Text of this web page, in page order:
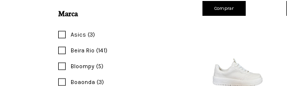
Marca
Asics (3)
Beira Rio (141)
Bloompy (5)
Boaonda (3)
Comprar